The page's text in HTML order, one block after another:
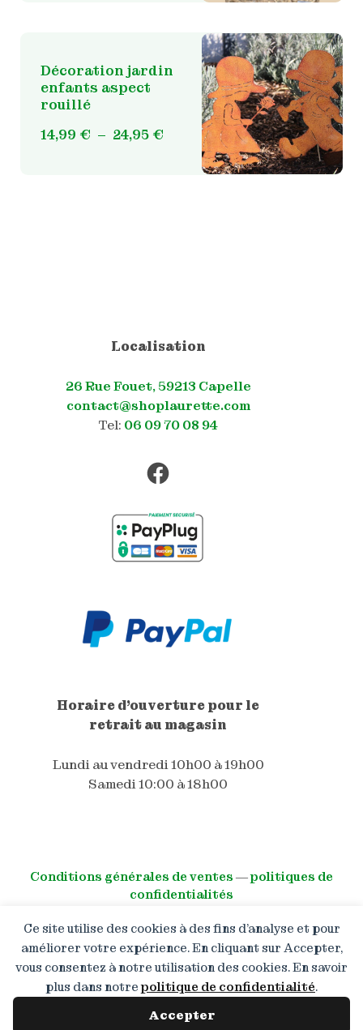
Ce site utilise des cookies à des fins d’analyse et pour
améliorer votre expérience. En cliquant sur Accepter,
vous consentez à notre utilisation des cookies. En savoir
plus dans notrepolitique de confidentialité.
Accepter
Ce
produit
a
plusieurs
du
Décoration jardin
enfants aspect
rouillé
14,99 € – 24,95 €Plage
Localisation
26 Rue Fouet, 59213 Capelle
contact@shoplaurette.com
Tel: 06 09 70 08 94
Facebook
Horaire d'ouverture pour le
retrait au magasin
Lundi au vendredi 10h00 à 19h00
Samedi 10:00 à 18h00
Conditions générales de ventes ―politiques de
confidentialités
© All right reserved
Boutique en congé : Les
commandes restent ouvertes
mais les expéditions reprendront
votre patience !